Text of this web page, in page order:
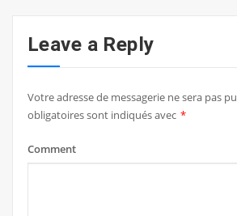
Leave a Reply
Votre adresse de messagerie ne sera pas
obligatoires sont indiqués avec *
Comment